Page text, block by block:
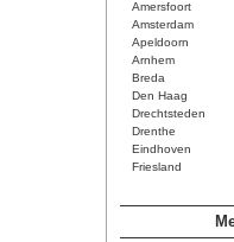
Amersfoort
Amsterdam
Apeldoorn
Arnhem
Breda
Den Haag
Drechtsteden
Drenthe
Eindhoven
Friesland